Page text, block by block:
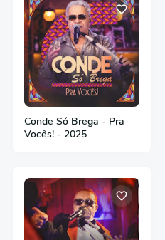
Conde Só Brega - Pra
Vocês! - 2025